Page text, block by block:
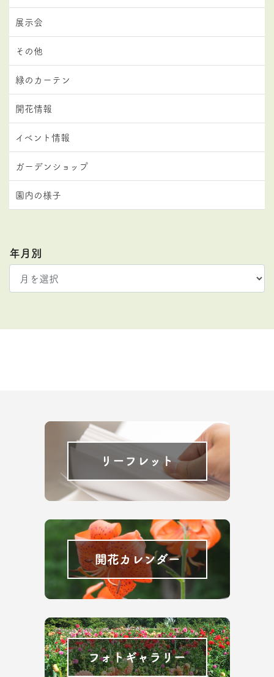
展示会
その他
緑のカーテン
開花情報
イベント情報
ガーデンショップ
園内の様子
年月別